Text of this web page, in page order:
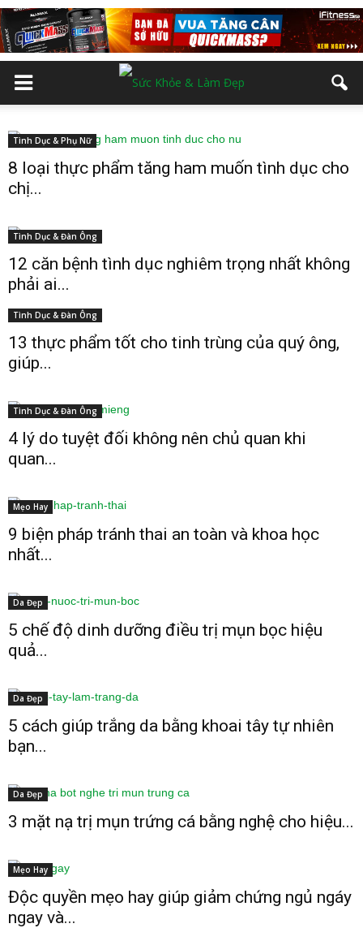
Tình Dục & Phụ Nữ
8 loại thực phẩm tăng ham muốn tình dục cho
chị...
Tình Dục & Đàn Ông
12 căn bệnh tình dục nghiêm trọng nhất không
phải ai...
Tình Dục & Đàn Ông
13 thực phẩm tốt cho tinh trùng của quý ông,
giúp...
Tình Dục & Đàn Ông
4 lý do tuyệt đối không nên chủ quan khi
quan...
Mẹo Hay
9 biện pháp tránh thai an toàn và khoa học
nhất...
Da Đẹp
5 chế độ dinh dưỡng điều trị mụn bọc hiệu
quả...
Da Đẹp
5 cách giúp trắng da bằng khoai tây tự nhiên
bạn...
Da Đẹp
3 mặt nạ trị mụn trứng cá bằng nghệ cho hiệu...
Mẹo Hay
Độc quyền mẹo hay giúp giảm chứng ngủ ngáy
ngay và...